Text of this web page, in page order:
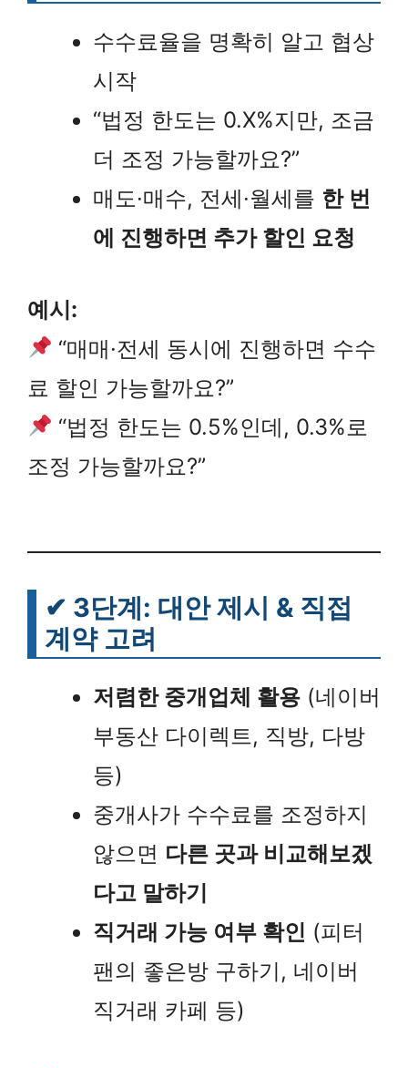
수수료율을 명확히 알고 협상
시작
“법정 한도는 0.X%지만, 조금
더 조정 가능할까요?”
매도·매수, 전세·월세를 한 번
에 진행하면 추가 할인 요청
예시:
“매매·전세 동시에 진행하면 수수
료 할인 가능할까요?”
“법정 한도는 0.5%인데, 0.3%로
조정 가능할까요?”
✔ 3단계: 대안 제시 & 직접
계약 고려
저렴한 중개업체 활용 (네이버
부동산 다이렉트, 직방, 다방
등)
중개사가 수수료를 조정하지
않으면 다른 곳과 비교해보겠
다고 말하기
직거래 가능 여부 확인 (피터
팬의 좋은방 구하기, 네이버
직거래 카페 등)